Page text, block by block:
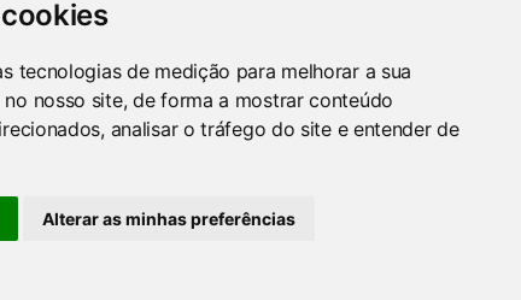
tecnologias de medição para melhorar a sua
nosso site, de forma a mostrar conteúdo
analisar o tráfego do site e entender de
Alterar as minhas preferências
mail
Email